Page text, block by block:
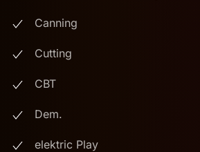
Canning
Cutting
CBT
Dem.
elektric Play